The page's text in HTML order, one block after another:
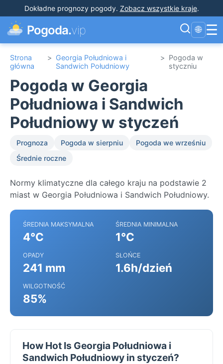
Dokładne prognozy pogody. Zobacz wszystkie kraje.
Pogoda.vip 🌐 ☰
Strona
główna
> Georgia Południowa i
Sandwich Południowy
> Pogoda w
styczniu
Pogoda w Georgia
Południowa i Sandwich
Południowy w styczeń
Prognoza Pogoda w sierpniu
Pogoda we wrześniu
Średnie roczne
Normy klimatyczne dla całego kraju na podstawie 2
miast w Georgia Południowa i Sandwich Południowy.
ŚREDNIA MAKSYMALNA
4°C
ŚREDNIA MINIMALNA
1°C
OPADY
241 mm
SŁOŃCE
1.6h/dzień
WILGOTNOŚĆ
85%
How Hot Is Georgia Południowa i
Sandwich Południowy in styczeń?